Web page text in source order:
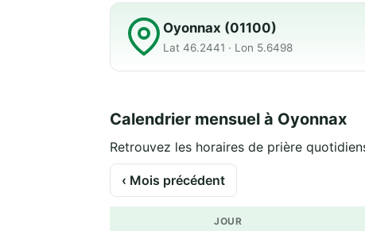
Oyonnax (01100)
Lat 46.2441 · Lon 5.6498
Calendrier mensuel à Oyonnax
Retrouvez les horaires de prière
‹ Mois précédent
JOUR